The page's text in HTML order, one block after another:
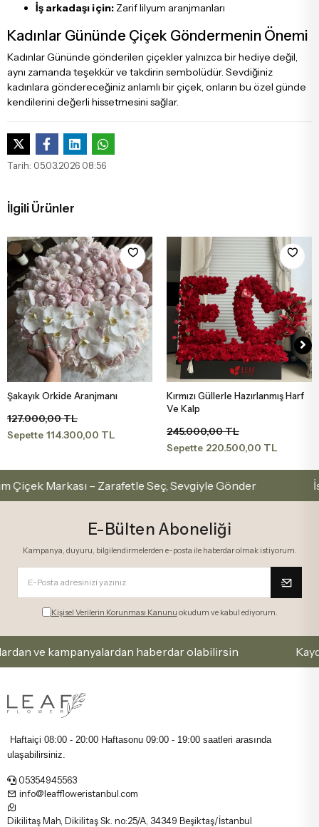
İş arkadaşı için: Zarif lilyum aranjmanları
Kadınlar Gününde Çiçek Göndermenin Önemi
Kadınlar Gününde gönderilen çiçekler yalnızca bir hediye değil,
aynı zamanda teşekkür ve takdirin sembolüdür. Sevdiğiniz
kadınlara göndereceğiniz anlamlı bir çiçek, onların bu özel günde
kendilerini değerli hissetmesini sağlar.
Tarih: 05.03.2026 08:56
İlgili Ürünler
Sepete Ekle
Şakayık Orkide Aranjmanı
127.000,00 TL
Sepette 114.300,00 TL
Sepete Ekle
Kırmızı Güllerle Hazırlanmış Harf
Ve Kalp
245.000,00 TL
Sepette 220.500,00 TL
Markası – Zarafetle Seç, Sevgiyle Gönder
E-Bülten Aboneliği
Kampanya, duyuru, bilgilendirmelerden e-posta ile haberdar olmak istiyorum.
Kişisel Verilerin Korunması Kanunu okudum ve kabul ediyorum.
ve kampanyalardan haberdar olabilirsin Kaydol
Haftaiçi 08:00 - 20:00 Haftasonu 09:00 - 19:00 saatleri arasında
ulaşabilirsiniz.
05354945563
info@leaffloweristanbul.com
Dikilitaş Mah, Dikilitaş Sk. no:25/A, 34349 Beşiktaş/İstanbul